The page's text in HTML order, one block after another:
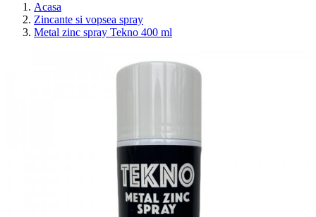
Acasa
Zincante si vopsea spray
Metal zinc spray Tekno 400 ml